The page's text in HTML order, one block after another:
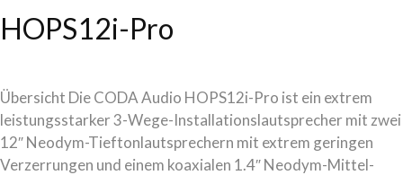
HOPS12i-Pro
Übersicht Die CODA Audio HOPS12i-Pro ist ein extrem
leistungsstarker 3-Wege-Installationslautsprecher mit zwei
12″ Neodym-Tieftonlautsprechern mit extrem geringen
Verzerrungen und einem koaxialen 1.4″ Neodym-Mittel-